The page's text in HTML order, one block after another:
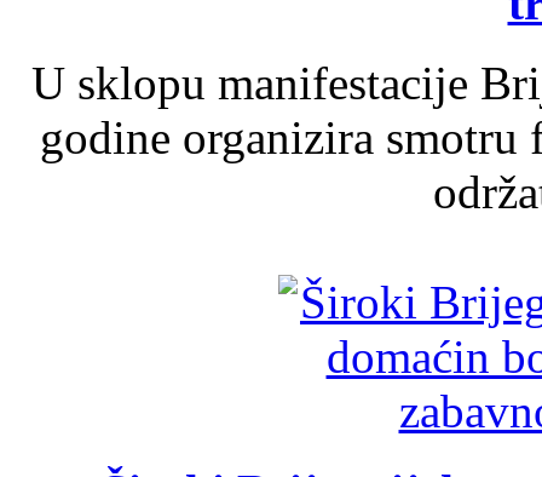
U sklopu manifestacije
godine organizira